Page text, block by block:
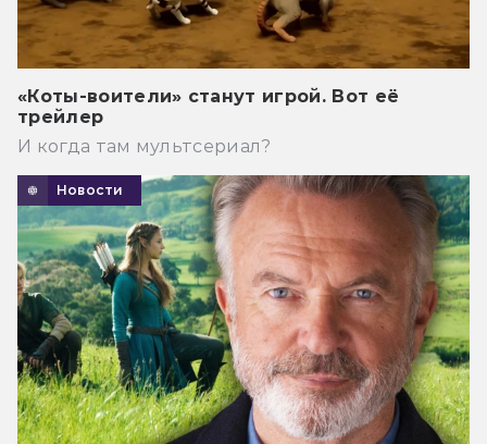
«Коты-воители» станут игрой. Вот её
трейлер
И когда там мультсериал?
Новости